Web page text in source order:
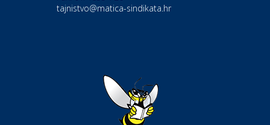
Izletište i vinotočje VINIA
tajnistvo@matica-sindikata.hr